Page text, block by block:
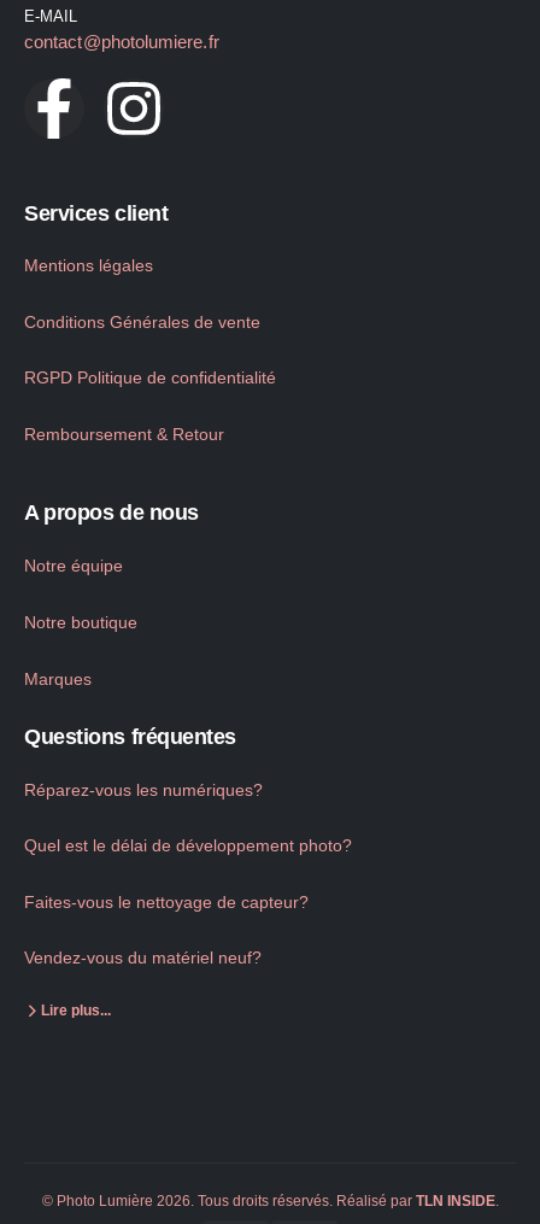
E-MAIL
contact@photolumiere.fr
Services client
Mentions légales
Conditions Générales de vente
RGPD Politique de confidentialité
Remboursement & Retour
A propos de nous
Notre équipe
Notre boutique
Marques
Questions fréquentes
Réparez-vous les numériques?
Quel est le délai de développement photo?
Faites-vous le nettoyage de capteur?
Vendez-vous du matériel neuf?
Lire plus...
© Photo Lumière 2026. Tous droits réservés. Réalisé par TLN INSIDE.